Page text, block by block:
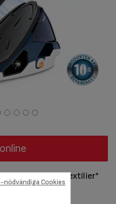
skydd för dina textilier*
blå och vit
nödvändiga Cookies